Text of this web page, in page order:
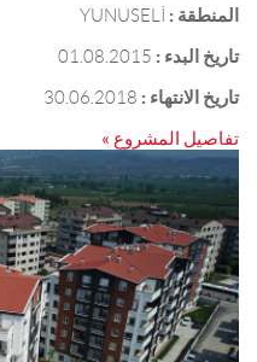
المنطقة : YUNUSELİ
تاريخ البدء : 01.08.2015
تاريخ الانتهاء : 30.06.2018
تفاصيل المشروع »